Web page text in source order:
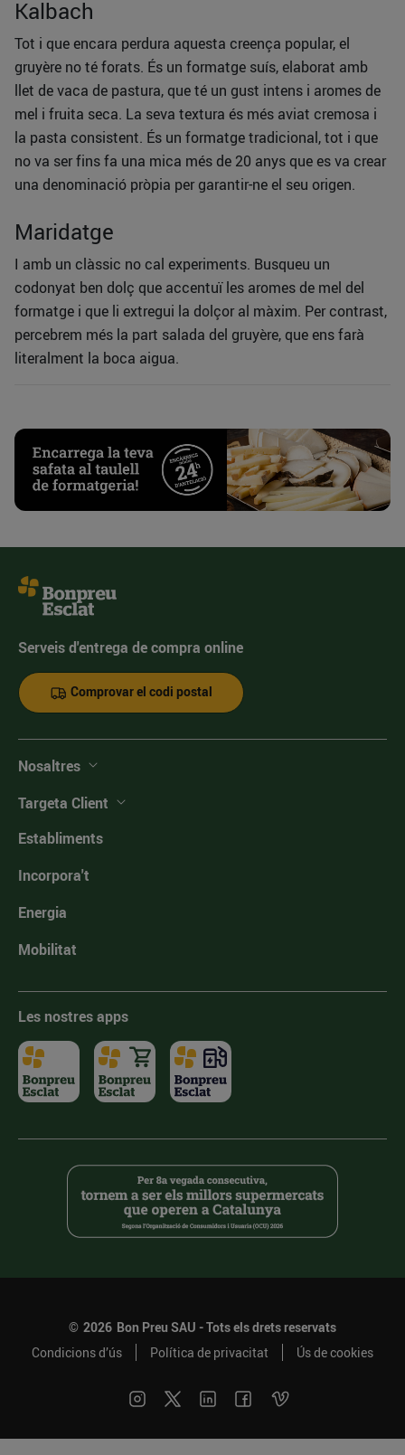
Kalbach
Tot i que encara perdura aquesta creença popular, el
gruyère no té forats. És un formatge suís, elaborat amb
llet de vaca de pastura, que té un gust intens i aromes de
mel i fruita seca. La seva textura és més aviat cremosa i
la pasta consistent. És un formatge tradicional, tot i que
no va ser fins fa una mica més de 20 anys que es va crear
una denominació pròpia per garantir-ne el seu origen.
Maridatge
I amb un clàssic no cal experiments. Busqueu un
codonyat ben dolç que accentuï les aromes de mel del
formatge i que li extregui la dolçor al màxim. Per contrast,
percebrem més la part salada del gruyère, que ens farà
literalment la boca aigua.
Serveis d'entrega de compra online
Comprovar el codi postal
Nosaltres
Targeta Client
Establiments
Incorpora't
Energia
Mobilitat
Les nostres apps
© 2026 Bon Preu SAU - Tots els drets reservats
Condicions d’ús
Política de privacitat Ús de cookies